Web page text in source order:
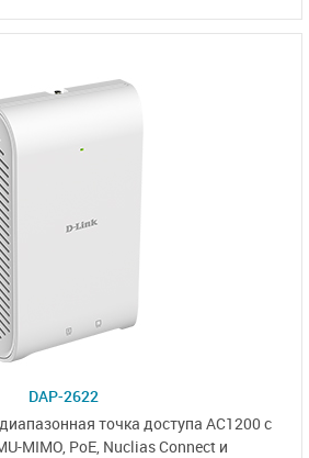
DAP-2622
точка доступа AC1200 с
MIMO, PoE, Nuclias Connectи